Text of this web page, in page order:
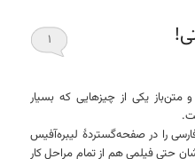
۱
متن‌باز یکی از چیزهایی که بسیار
را در صفحه‌گستردهٔ لیبره‌آفیس
حتی فیلمی هم از تمام مراحل کار